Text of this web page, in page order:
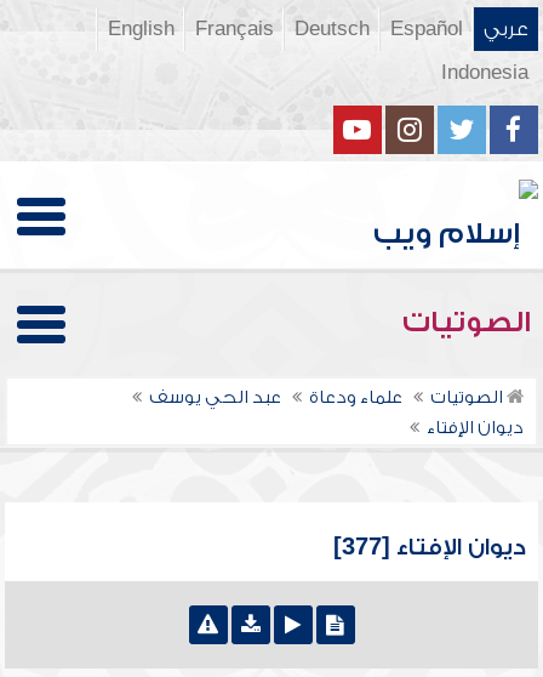
عربي Español
Deutsch
Français
English
Indonesia
الصوتيات
الصوتيات علماء ودعاة
عبد الحي يوسف
ديوان الإفتاء
ديوان الإفتاء [377]